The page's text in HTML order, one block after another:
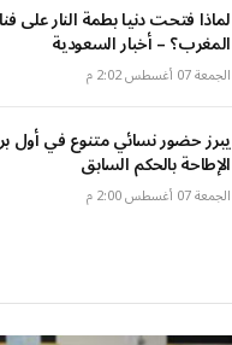
لماذا فتحت دنيا بطمة النار على
المغرب؟ – أخبار السعودية
الجمعة 07 أغسطس 2:02 م
يبرز حضور نسائي متنوع في أول
الإطاحة بالحكم السابق
الجمعة 07 أغسطس 2:00 م